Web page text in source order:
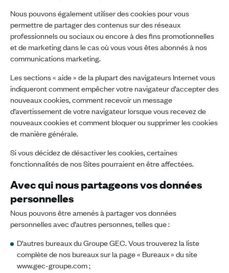
Nous pouvons également utiliser des cookies pour vous
permettre de partager des contenus sur des réseaux
professionnels ou sociaux ou encore à des fins promotionnelles
et de marketing dans le cas où vous vous êtes abonnés à nos
communications marketing.
Les sections « aide » de la plupart des navigateurs Internet vous
indiqueront comment empêcher votre navigateur d’accepter des
nouveaux cookies, comment recevoir un message
d’avertissement de votre navigateur lorsque vous recevez de
nouveaux cookies et comment bloquer ou supprimer les cookies
de manière générale.
Si vous décidez de désactiver les cookies, certaines
fonctionnalités de nos Sites pourraient en être affectées.
Avec qui nous partageons vos données
personnelles
Nous pouvons être amenés à partager vos données
personnelles avec d’autres personnes, telles que :
D’autres bureaux du Groupe GEC. Vous trouverez la liste
complète de nos bureaux sur la page « Bureaux » du site
www.gec-groupe.com ;